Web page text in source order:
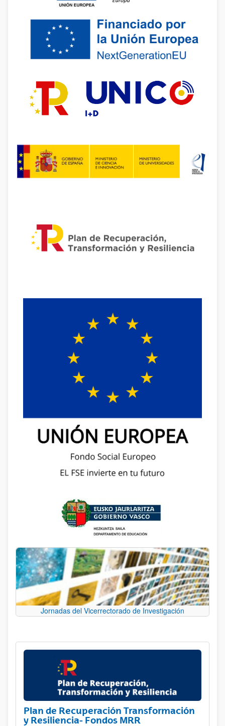
Jornadas del Vicerrectorado de Investigación
Plan de Recuperación Transformación
y Resiliencia- Fondos MRR